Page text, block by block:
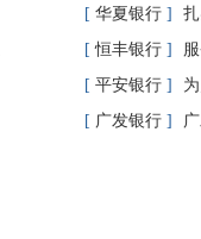
大银行全面开
[ 华夏银行 ]
[恒丰银行 ]
行以高质量金
[ 平安银行 ]
国平安乡村振
[ 广发银行 ]